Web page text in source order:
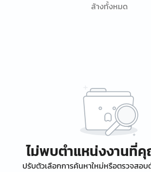
ล้างทั้งหมด
ไม่พบตำแหน่งงานที่
ปรับตัวเลือกการค้นหาใหม่หรือตรวจสอ